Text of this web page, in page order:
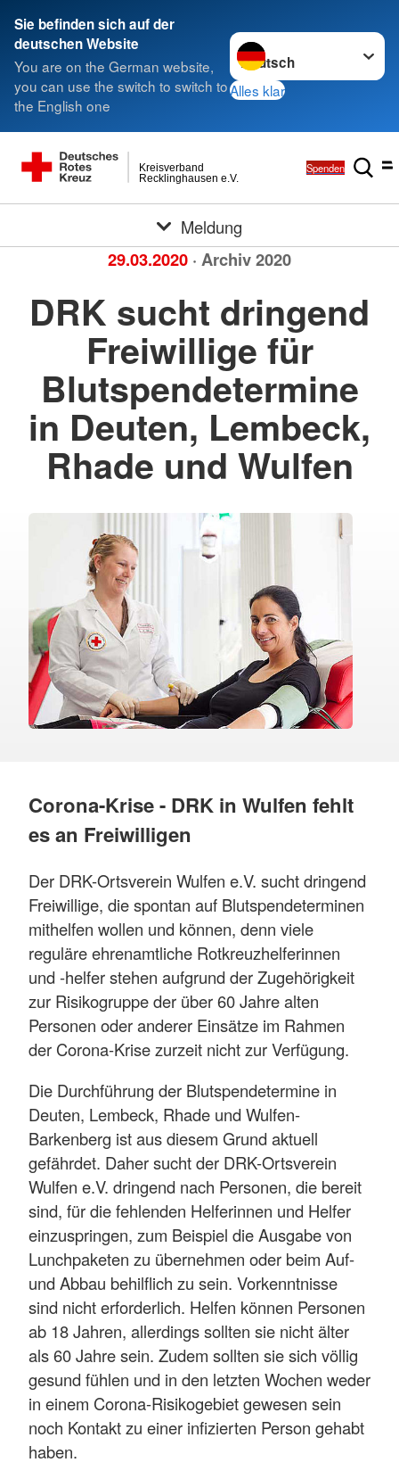
Sie befinden sich auf der
deutschen Website
You are on the German website,
you can use the switch to switch to
the English one
Sprache wechseln zu
Alles klar
Recklinghausen e.V.
Kreisverband Spenden
Meldung
29.03.2020 · Archiv 2020
DRK sucht dringend
Freiwillige für
Blutspendetermine
in Deuten, Lembeck,
Rhade und Wulfen
Corona-Krise - DRK in Wulfen fehlt
es an Freiwilligen
Der DRK-Ortsverein Wulfen e.V. sucht dringend
Freiwillige, die spontan auf Blutspendeterminen
mithelfen wollen und können, denn viele
reguläre ehrenamtliche Rotkreuzhelferinnen
und -helfer stehen aufgrund der Zugehörigkeit
zur Risikogruppe der über 60 Jahre alten
Personen oder anderer Einsätze im Rahmen
der Corona-Krise zurzeit nicht zur Verfügung.
Die Durchführung der Blutspendetermine in
Deuten, Lembeck, Rhade und Wulfen-
Barkenberg ist aus diesem Grund aktuell
gefährdet. Daher sucht der DRK-Ortsverein
Wulfen e.V. dringend nach Personen, die bereit
sind, für die fehlenden Helferinnen und Helfer
einzuspringen, zum Beispiel die Ausgabe von
Lunchpaketen zu übernehmen oder beim Auf-
und Abbau behilflich zu sein. Vorkenntnisse
sind nicht erforderlich. Helfen können Personen
ab 18 Jahren, allerdings sollten sie nicht älter
als 60 Jahre sein. Zudem sollten sie sich völlig
gesund fühlen und in den letzten Wochen weder
in einem Corona-Risikogebiet gewesen sein
noch Kontakt zu einer infizierten Person gehabt
haben.